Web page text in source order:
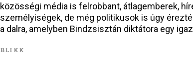
közösségi média is felrobbant, átlagemberek,
személyiségek, de még politikusok is úgy
a dalra, amelyben Bindzsisztán diktátora egy
BLIKK